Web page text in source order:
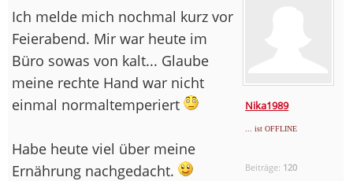
Nika1989
... ist OFFLINE
Beiträge: 120
Ich melde mich nochmal kurz vor
Feierabend. Mir war heute im
Büro sowas von kalt... Glaube
meine rechte Hand war nicht
einmal normaltemperiert
Habe heute viel über meine
Ernährung nachgedacht.